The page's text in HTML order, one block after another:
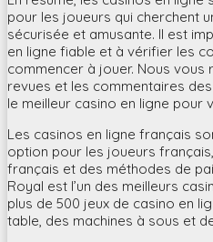
pour les joueurs qui cherchent
sécurisée et amusante. Il est
en ligne fiable et à vérifier les
commencer à jouer. Nous
revues et les commentaires
le meilleur casino en ligne pour
Les casinos en ligne français
option pour les joueurs
français et des méthodes de
Royal est l’un des meilleurs
plus de 500 jeux de casino en
table, des machines à sous et